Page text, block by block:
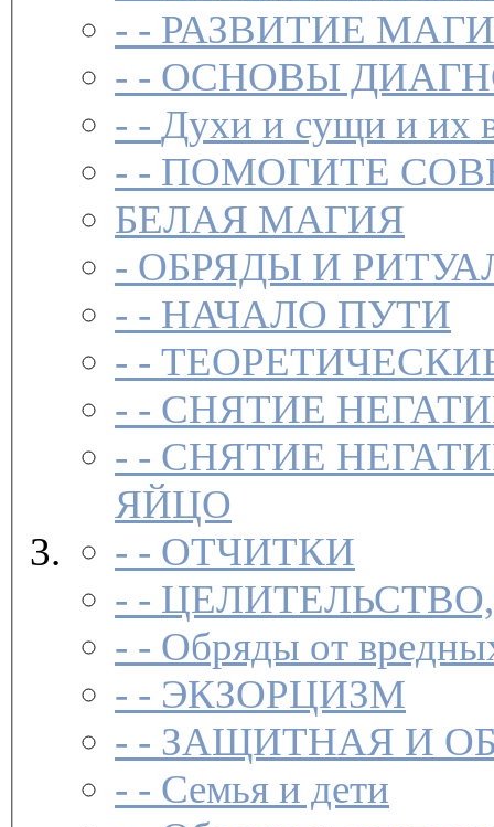
- - РАЗВИТИЕ
- - ОСНОВЫ
- - Духи и сущи и их
- - ПОМОГИТЕ
БЕЛАЯ МАГИЯ
- ОБРЯДЫ И
- - НАЧАЛО ПУТИ
- -
- - СНЯТИЕ
- - СНЯТИЕ
ЯЙЦО
- - ОТЧИТКИ
- -
- - Обряды от
- - ЭКЗОРЦИЗМ
- - ЗАЩИТНАЯ И
- - Семья и дети